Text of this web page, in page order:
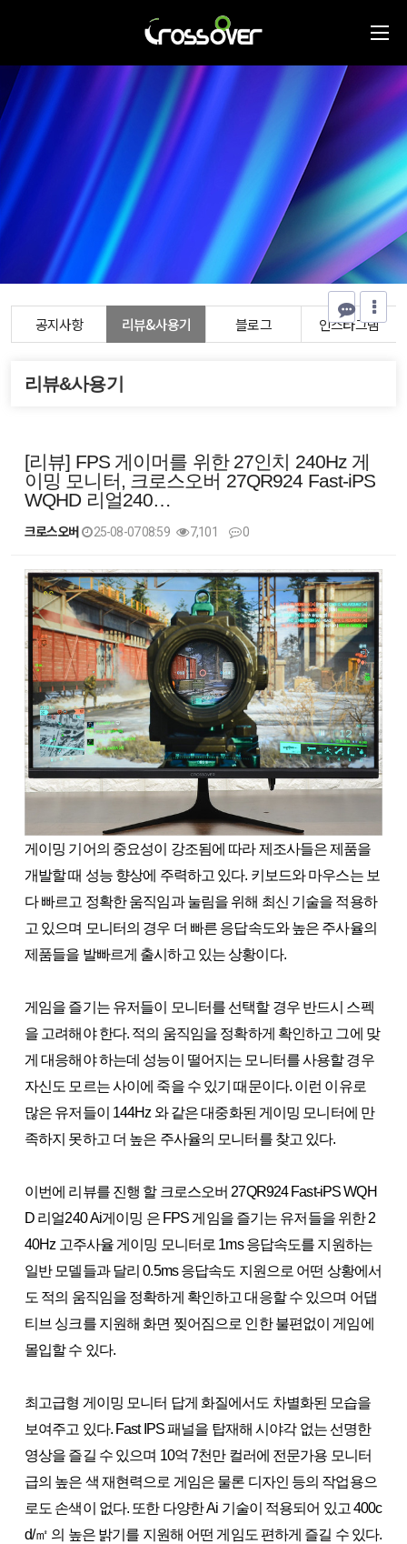
공지사항 리뷰&사용기 블로그 인스타그램
리뷰&사용기
[리뷰] FPS 게이머를 위한 27인치 240Hz 게
이밍 모니터, 크로스오버 27QR924 Fast-iPS
WQHD 리얼240…
크로스오버 25-08-07 08:59 7,101 0
본문
게이밍 기어의 중요성이 강조됨에 따라 제조사들은 제품을
개발할 때 성능 향상에 주력하고 있다. 키보드와 마우스는 보
다 빠르고 정확한 움직임과 눌림을 위해 최신 기술을 적용하
고 있으며 모니터의 경우 더 빠른 응답속도와 높은 주사율의
제품들을 발빠르게 출시하고 있는 상황이다.
게임을 즐기는 유저들이 모니터를 선택할 경우 반드시 스펙
을 고려해야 한다. 적의 움직임을 정확하게 확인하고 그에 맞
게 대응해야 하는데 성능이 떨어지는 모니터를 사용할 경우
자신도 모르는 사이에 죽을 수 있기 때문이다. 이런 이유로
많은 유저들이 144Hz 와 같은 대중화된 게이밍 모니터에 만
족하지 못하고 더 높은 주사율의 모니터를 찾고 있다.
이번에 리뷰를 진행 할 크로스오버 27QR924 Fast-iPS WQH
D 리얼240 Ai게이밍 은 FPS 게임을 즐기는 유저들을 위한 2
40Hz 고주사율 게이밍 모니터로 1ms 응답속도를 지원하는
일반 모델들과 달리 0.5ms 응답속도 지원으로 어떤 상황에서
도 적의 움직임을 정확하게 확인하고 대응할 수 있으며 어댑
티브 싱크를 지원해 화면 찢어짐으로 인한 불편없이 게임에
몰입할 수 있다.
최고급형 게이밍 모니터 답게 화질에서도 차별화된 모습을
보여주고 있다. Fast IPS 패널을 탑재해 시야각 없는 선명한
영상을 즐길 수 있으며 10억 7천만 컬러에 전문가용 모니터
급의 높은 색 재현력으로 게임은 물론 디자인 등의 작업용으
로도 손색이 없다. 또한 다양한 Ai 기술이 적용되어 있고 400c
d/㎡ 의 높은 밝기를 지원해 어떤 게임도 편하게 즐길 수 있다.